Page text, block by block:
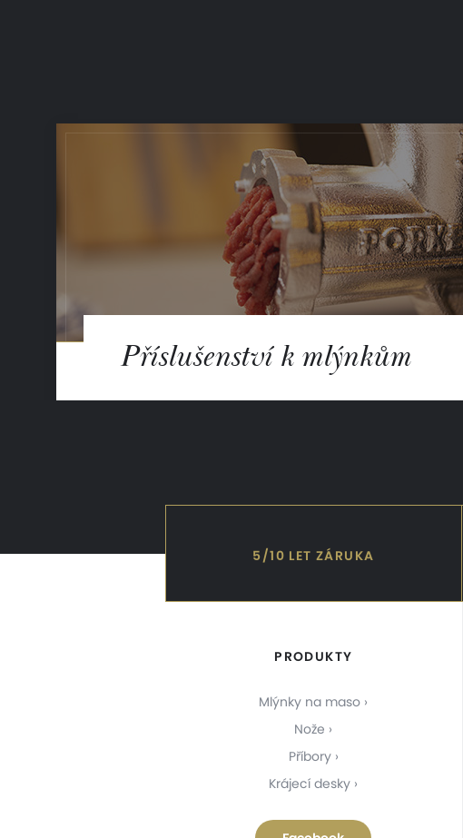
Příslušenství k mlýnkům
5/10 LET ZÁRUKA
PRODUKTY
Mlýnky na maso
Nože
Příbory
Krájecí desky